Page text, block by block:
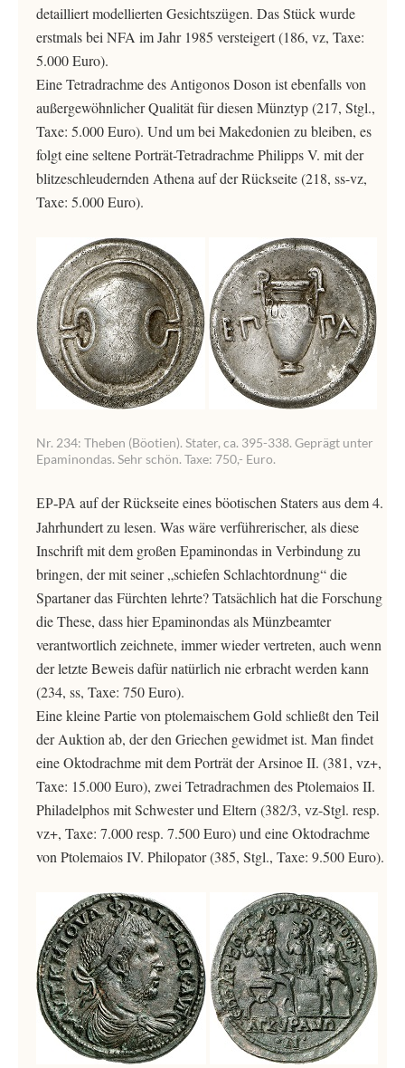
detailliert modellierten Gesichtszügen. Das Stück wurde
erstmals bei NFA im Jahr 1985 versteigert (186, vz, Taxe:
5.000 Euro).
Eine Tetradrachme des Antigonos Doson ist ebenfalls von
außergewöhnlicher Qualität für diesen Münztyp (217, Stgl.,
Taxe: 5.000 Euro). Und um bei Makedonien zu bleiben, es
folgt eine seltene Porträt-Tetradrachme Philipps V. mit der
blitzeschleudernden Athena auf der Rückseite (218, ss-vz,
Taxe: 5.000 Euro).
Nr. 234: Theben (Böotien). Stater, ca. 395-338. Geprägt unter
Epaminondas. Sehr schön. Taxe: 750,- Euro.
EP-PA auf der Rückseite eines böotischen Staters aus dem 4.
Jahrhundert zu lesen. Was wäre verführerischer, als diese
Inschrift mit dem großen Epaminondas in Verbindung zu
bringen, der mit seiner „schiefen Schlachtordnung“ die
Spartaner das Fürchten lehrte? Tatsächlich hat die Forschung
die These, dass hier Epaminondas als Münzbeamter
verantwortlich zeichnete, immer wieder vertreten, auch wenn
der letzte Beweis dafür natürlich nie erbracht werden kann
(234, ss, Taxe: 750 Euro).
Eine kleine Partie von ptolemaischem Gold schließt den Teil
der Auktion ab, der den Griechen gewidmet ist. Man findet
eine Oktodrachme mit dem Porträt der Arsinoe II. (381, vz+,
Taxe: 15.000 Euro), zwei Tetradrachmen des Ptolemaios II.
Philadelphos mit Schwester und Eltern (382/3, vz-Stgl. resp.
vz+, Taxe: 7.000 resp. 7.500 Euro) und eine Oktodrachme
von Ptolemaios IV. Philopator (385, Stgl., Taxe: 9.500 Euro).